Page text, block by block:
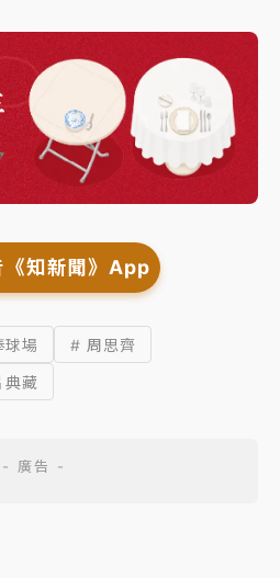
《知新聞》App
球場
# 周思齊
典藏